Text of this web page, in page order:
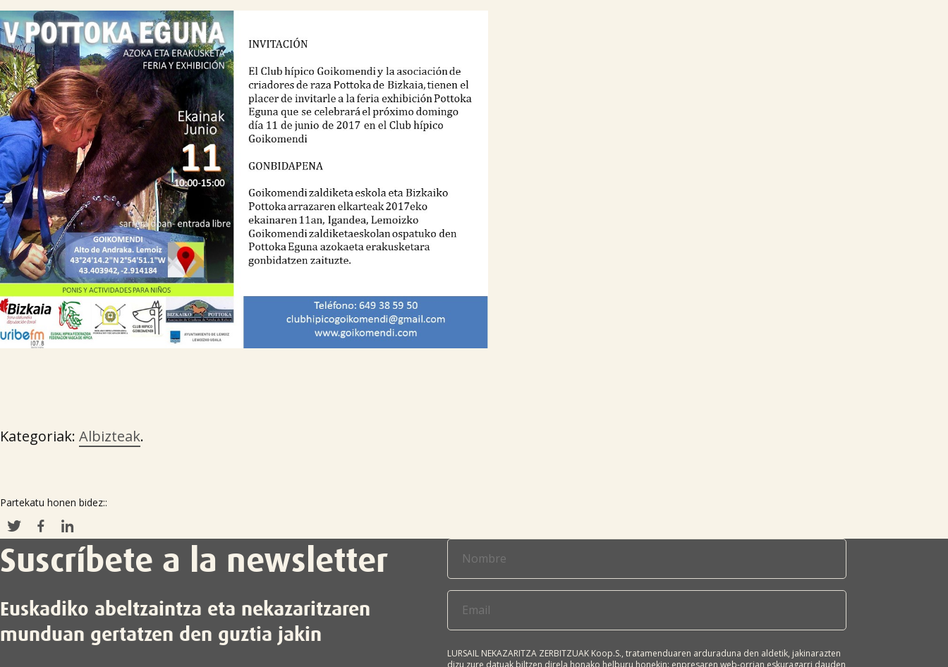
Kategoriak: Albizteak.
Partekatu honen bidez::
Suscríbete a la newsletter
Euskadiko abeltzaintza eta nekazaritzaren
munduan gertatzen den guztia jakin
LURSAIL NEKAZARITZA ZERBITZUAK Koop.S., tratamenduaren arduraduna den aldetik, jakinarazten
dizu zure datuak biltzen direla honako helburu honekin: enpresaren web-orrian eskuragarri dauden